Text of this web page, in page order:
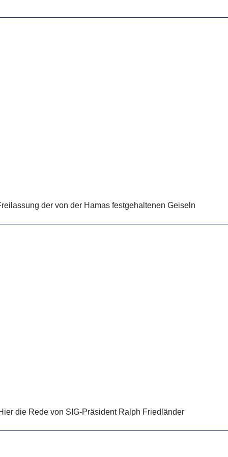
der von der Hamas festgehaltenen Geiseln
die Rede von SIG-Präsident Ralph Friedländer